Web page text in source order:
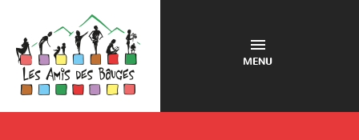
MENU